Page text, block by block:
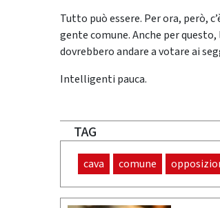
Tutto può essere. Per ora, però,
gente comune. Anche per
dovrebbero andare a votare ai
Intelligenti pauca.
TAG
cava comune